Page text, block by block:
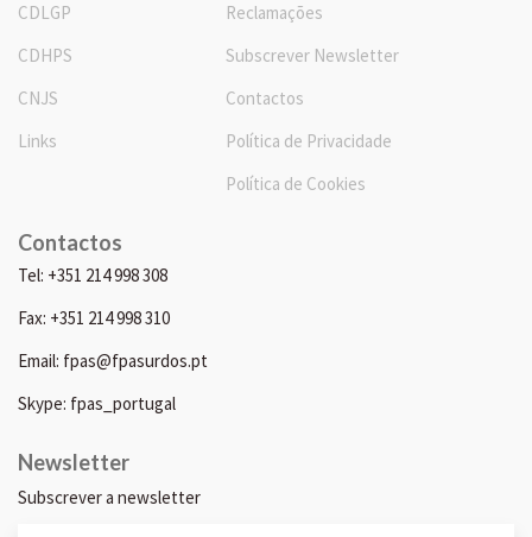
CDLGP
CDHPS
CNJS
Links
Reclamações
Subscrever Newsletter
Contactos
Política de Privacidade
Política de Cookies
Contactos
Tel: +351 214 998 308
Fax: +351 214 998 310
Email: fpas@fpasurdos.pt
Skype: fpas_portugal
Newsletter
Subscrever a newsletter